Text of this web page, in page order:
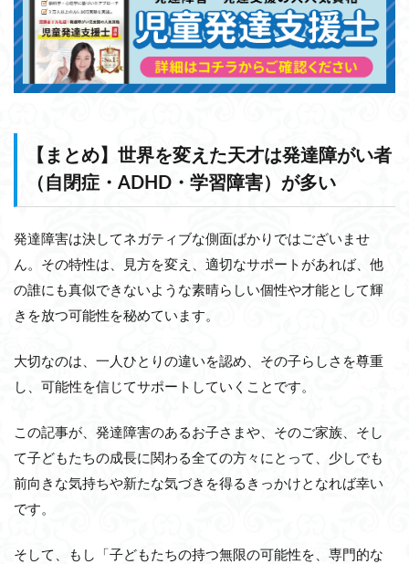
【まとめ】世界を変えた天才は発達障がい者
（自閉症・ADHD・学習障害）が多い
発達障害は決してネガティブな側面ばかりではございませ
ん。その特性は、見方を変え、適切なサポートがあれば、他
の誰にも真似できないような素晴らしい個性や才能として輝
きを放つ可能性を秘めています。
大切なのは、一人ひとりの違いを認め、その子らしさを尊重
し、可能性を信じてサポートしていくことです。
この記事が、発達障害のあるお子さまや、そのご家族、そし
て子どもたちの成長に関わる全ての方々にとって、少しでも
前向きな気持ちや新たな気づきを得るきっかけとなれば幸い
です。
そして、もし「子どもたちの持つ無限の可能性を、専門的な